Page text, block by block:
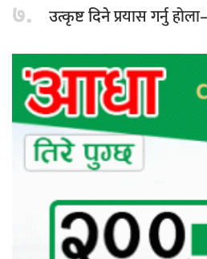
७. उत्कृष्ट दिनेप्रयास गर्नु